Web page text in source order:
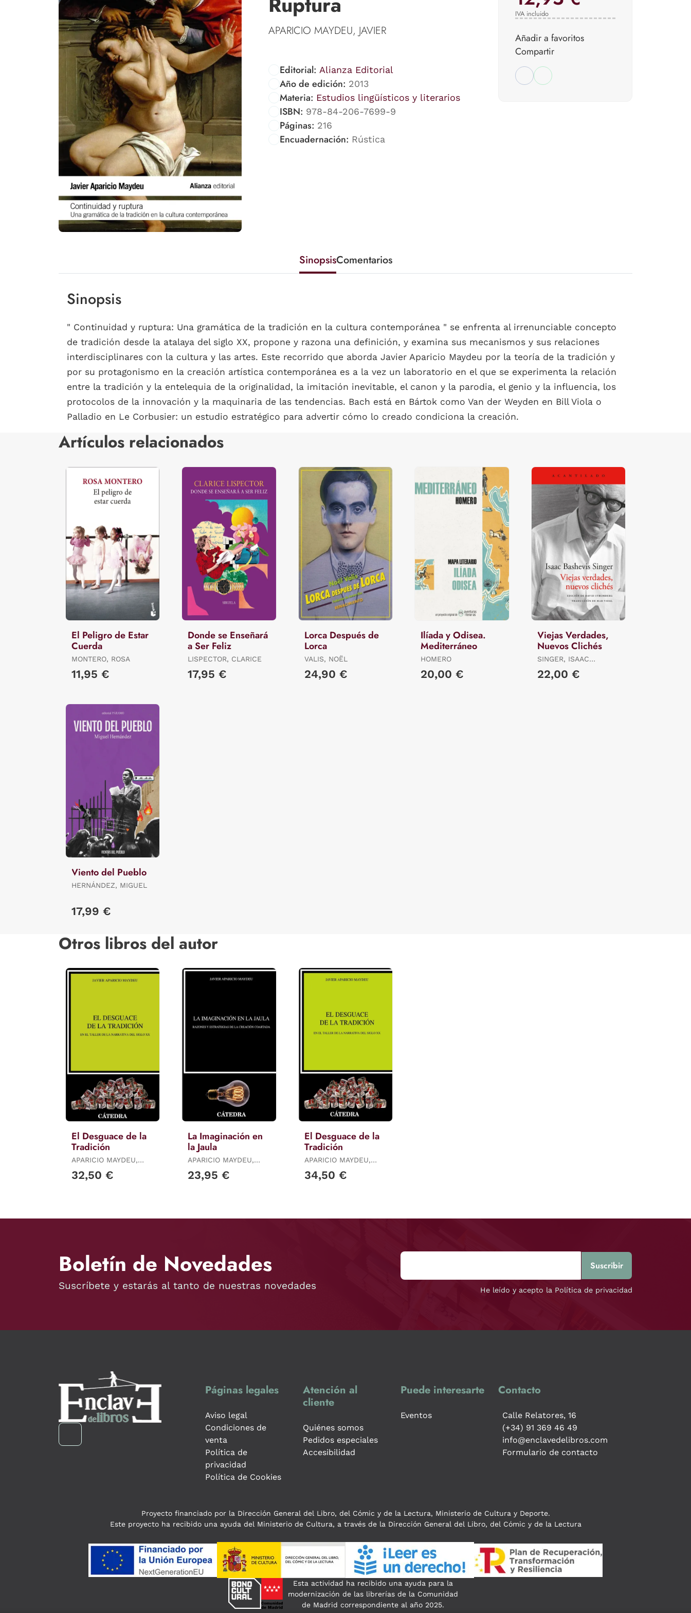
APARICIO MAYDEU, JAVIER
Editorial: Alianza Editorial
Año de edición: 2013
Materia: Estudios lingüísticos y literarios
ISBN: 978-84-206-7699-9
Páginas: 216
Encuadernación: Rústica
IVA incluido
Añadir a favoritos
Compartir
SinopsisComentarios
Sinopsis
" Continuidad y ruptura: Una gramática de la tradición en la cultura contemporánea " se enfrenta al irrenunciable concepto
de tradición desde la atalaya del siglo XX, propone y razona una definición, y examina sus mecanismos y sus relaciones
interdisciplinares con la cultura y las artes. Este recorrido que aborda Javier Aparicio Maydeu por la teoría de la tradición y
por su protagonismo en la creación artística contemporánea es a la vez un laboratorio en el que se experimenta la relación
entre la tradición y la entelequia de la originalidad, la imitación inevitable, el canon y la parodia, el genio y la influencia, los
protocolos de la innovación y la maquinaria de las tendencias. Bach está en Bártok como Van der Weyden en Bill Viola o
Palladio en Le Corbusier: un estudio estratégico para advertir cómo lo creado condiciona la creación.
Artículos relacionados
El Peligro de Estar
Cuerda
MONTERO, ROSA
11,95 €
Donde se Enseñará
a Ser Feliz
LISPECTOR, CLARICE
17,95 €
Lorca Después de
Lorca
VALIS, NOËL
24,90 €
Ilíada y Odisea.
Mediterráneo
HOMERO
20,00 €
Viejas Verdades,
Nuevos Clichés
SINGER, ISAAC
22,00 €
Viento del Pueblo
HERNÁNDEZ, MIGUEL
17,99 €
Otros libros del autor
El Desguace de la
Tradición
APARICIO MAYDEU,
JAVIER
32,50 €
La Imaginación en
la Jaula
APARICIO MAYDEU,
JAVIER
23,95 €
El Desguace de la
Tradición
APARICIO MAYDEU,
JAVIER
34,50 €
Boletín de Novedades
Suscríbete y estarás al tanto de nuestras novedades He leído y acepto la Política de privacidad
Páginas legales
Aviso legal
Condiciones de
venta
Política de
privacidad
Política de Cookies
Atención al
cliente
Quiénes somos
Pedidos especiales
Accesibilidad
Puede interesarte
Eventos
Contacto
Calle Relatores, 16
(+34) 91 369 46 49
info@enclavedelibros.com
Formulario de contacto
Proyecto financiado por la Dirección General del Libro, del Cómic y de la Lectura, Ministerio de Cultura y Deporte.
Este proyecto ha recibido una ayuda del Ministerio de Cultura, a través de la Dirección General del Libro, del Cómic y de la Lectura
Esta actividad ha recibido una ayuda para la
modernización de las librerías de la Comunidad
de Madrid correspondiente al año 2025.